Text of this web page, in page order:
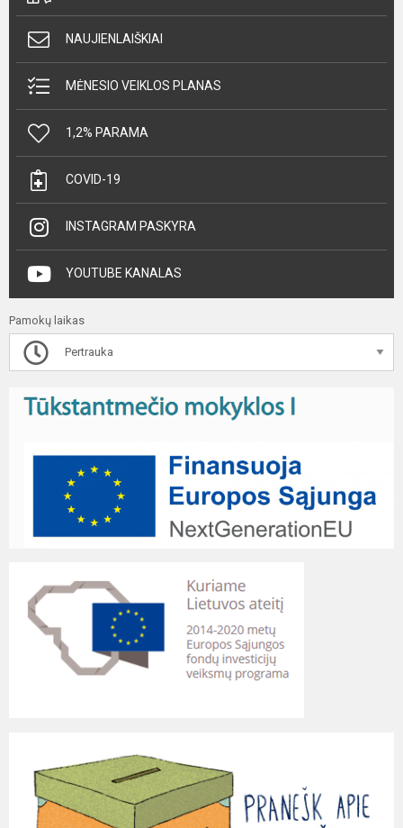
NAUJIENLAIŠKIAI
MĖNESIO VEIKLOS PLANAS
1,2% PARAMA
COVID-19
INSTAGRAM PASKYRA
YOUTUBE KANALAS
Pamokų laikas
Pertrauka